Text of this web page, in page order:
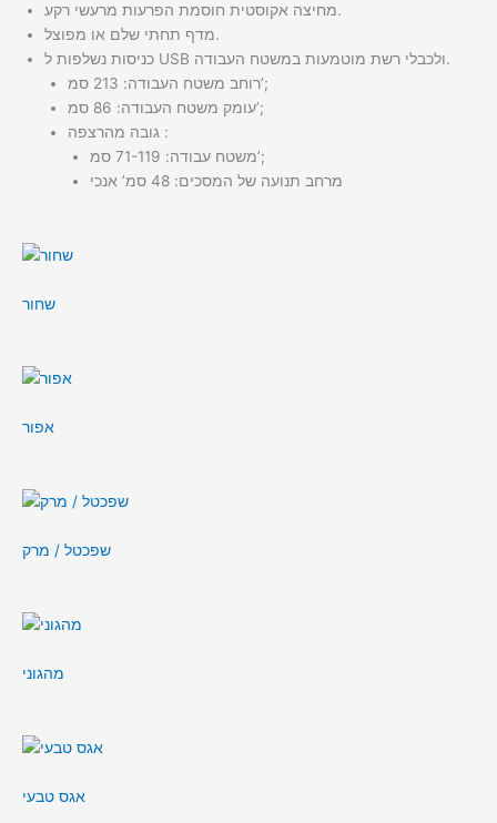
מחיצה אקוסטית חוסמת הפרעות מרעשי רקע.
מדף תחתי שלם או מפוצל.
כניסות נשלפות ל USB ולכבלי רשת מוטמעות במשטח העבודה.
רוחב משטח העבודה: 213 סמ’;
עומק משטח העבודה: 86 סמ’;
גובה מהרצפה :
משטח עבודה: 71-119 סמ’;
מרחב תנועה של המסכים: 48 סמ’ אנכי
שחור
אפור
שפכטל / מרק
מהגוני
אגס טבעי